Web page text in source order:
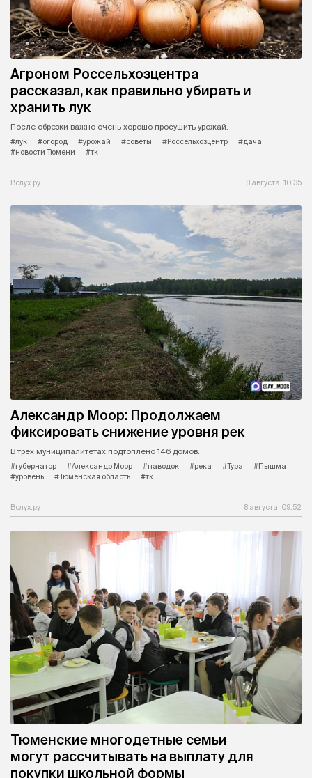
Агроном Россельхозцентра
рассказал, как правильно убирать и
хранить лук
После обрезки важно очень хорошо просушить урожай.
#лук
#огород #урожай #советы #Россельхозцентр
#дача
#новости Тюмени
#тк
Вслух.ру 8 августа, 10:35
Александр Моор: Продолжаем
фиксировать снижение уровня рек
В трех муниципалитетах подтоплено 146 домов.
#губернатор
#Александр Моор #паводок #река #Тура
#Пышма
#уровень
#Тюменская область #тк
Вслух.ру 8 августа, 09:52
Тюменские многодетные семьи
могут рассчитывать на выплату для
покупки школьной формы